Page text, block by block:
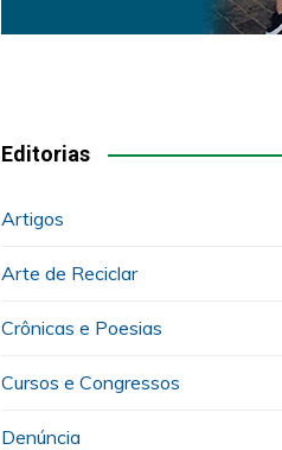
Editorias
Artigos
Arte de Reciclar
Crônicas e Poesias
Cursos e Congressos
Denúncia